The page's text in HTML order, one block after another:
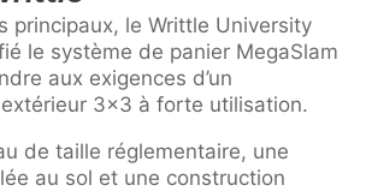
principaux, le Writtle University
le système de panier MegaSlam
aux exigences d’un
3×3 à forte utilisation.
de taille réglementaire, une
au sol et une construction